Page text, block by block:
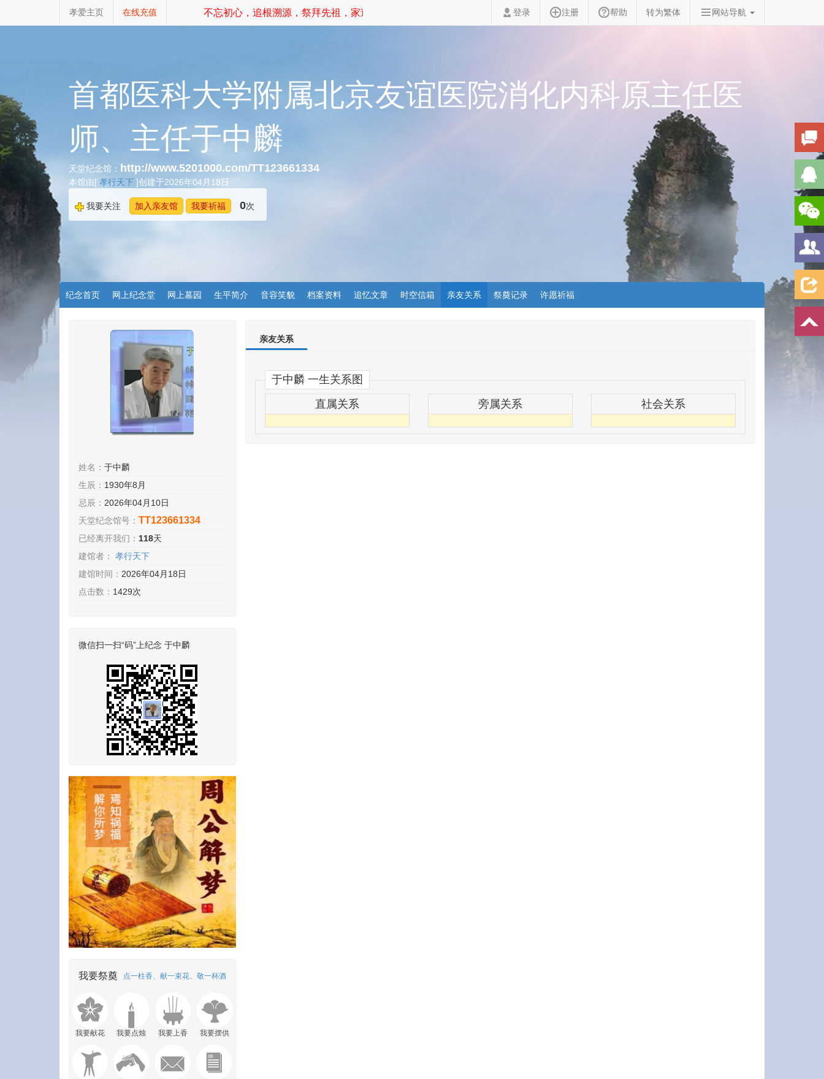
孝爱主页 在线充值 不忘初心，追根溯源，祭拜先祖，家道斐然！ 登录 注册 帮助 转为繁体 网站导航
首都医科大学附属北京友谊医院消化内科原主任医
师、主任于中麟
天堂纪念馆： http://www.5201000.com/TT123661334
本馆由[ 孝行天下 ]创建于2026年04月18日
我要关注 加入亲友馆 我要祈福 0次
纪念首页 网上纪念堂 网上墓园 生平简介 音容笑貌 档案资料 追忆文章 时空信箱 亲友关系 祭奠记录 许愿祈福
姓名： 于中麟
生辰： 1930年8月
忌辰： 2026年04月10日
天堂纪念馆号： TT123661334
已经离开我们： 118天
建馆者：
孝行天下
建馆时间： 2026年04月18日
点击数： 1429次
微信扫一扫“码”上纪念 于中麟
我要祭奠 点一柱香、献一束花、敬一杯酒
我要献花 我要点烛 我要上香 我要摆供
亲友关系
于中麟 一生关系图
直属关系
旁属关系 社会关系